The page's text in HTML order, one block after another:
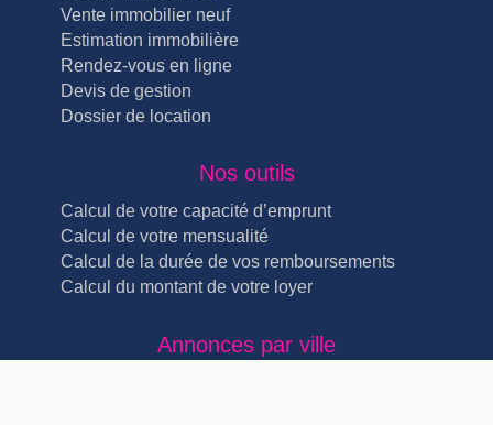
Vente immobilier neuf
Estimation immobilière
Rendez-vous en ligne
Devis de gestion
Dossier de location
Nos outils
Calcul de votre capacité d’emprunt
Calcul de votre mensualité
Calcul de la durée de vos remboursements
Calcul du montant de votre loyer
Annonces par ville